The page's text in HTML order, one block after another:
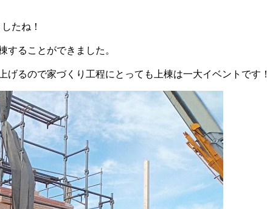
たね！
することができました。
るので家づくり工程にとっても上棟は一大イベントです！